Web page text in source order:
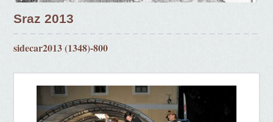
Sraz 2013
sidecar2013 (1348)-800